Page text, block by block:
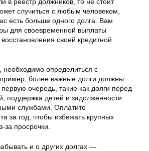
случиться с любым человеком,
есть больше одного долга. Вам
для своевременной выплаты
своей кредитной
необходимо определиться с
более важные долги должны
очередь, такие как долги перед
поддержка детей и задолженности
службами. Оплатите
за год, чтобы избежать крупных
просрочки.
и о других долгах —